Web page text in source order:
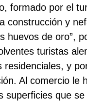
formado por el
construcción y
huevos de oro”,
turistas
y
Al comercio le
superficies que